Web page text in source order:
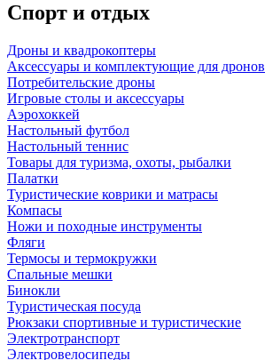
Спорт и отдых
Дроны и квадрокоптеры
Аксессуары и комплектующие для дронов
Потребительские дроны
Игровые столы и аксессуары
Аэрохоккей
Настольный футбол
Настольный теннис
Товары для туризма, охоты, рыбалки
Палатки
Туристические коврики и матрасы
Компасы
Ножи и походные инструменты
Фляги
Термосы и термокружки
Спальные мешки
Бинокли
Туристическая посуда
Рюкзаки спортивные и туристические
Электротранспорт
Электровелосипеды